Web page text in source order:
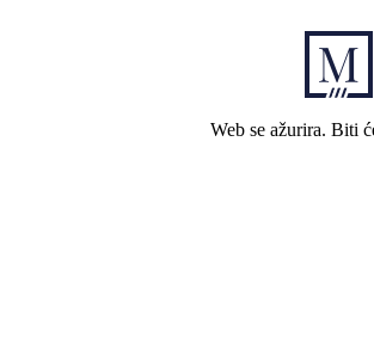
Web se ažurira. Biti